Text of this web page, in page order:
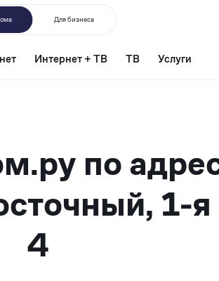
Для бизнеса
Интернет + ТВ ТВ Услуги
по
1-
4